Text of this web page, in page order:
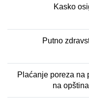
Kasko
Putno
Plaćanje poreza na
na